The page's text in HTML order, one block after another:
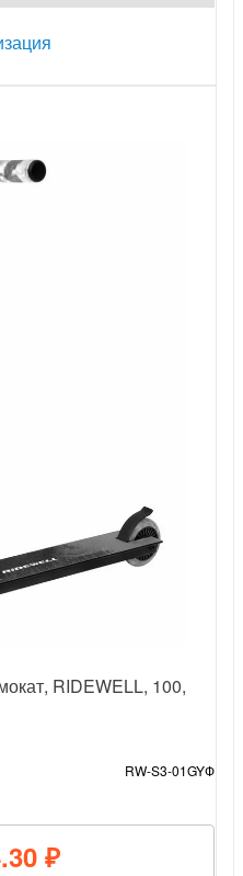
RIDEWELL, 100,
RW-S3-01GYФ
₽